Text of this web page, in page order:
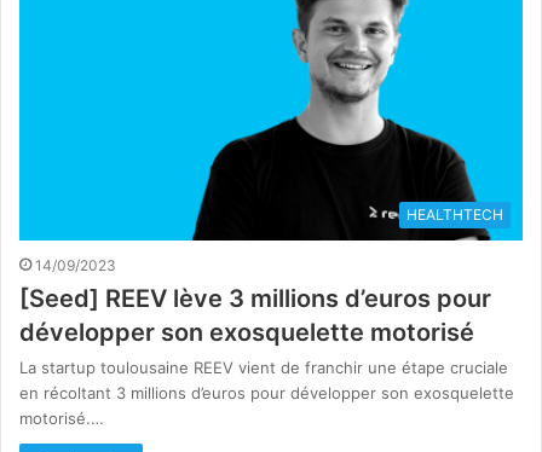
HEALTHTECH
14/09/2023
[Seed] REEV lève 3 millions d’euros pour
développer son exosquelette motorisé
La startup toulousaine REEV vient de franchir une étape cruciale
en récoltant 3 millions d’euros pour développer son exosquelette
motorisé.…